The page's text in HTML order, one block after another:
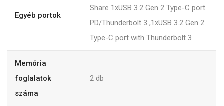
Egyéb portok
Share 1xUSB 3.2 Gen 2 Type-C port
PD/Thunderbolt 3 ,1xUSB 3.2 Gen 2
Type-C port with Thunderbolt 3
Memória
foglalatok
száma
2 db